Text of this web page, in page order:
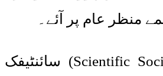
منظر عام پر آئے۔
سرسید کی(Scientific Society) سائنٹیفک